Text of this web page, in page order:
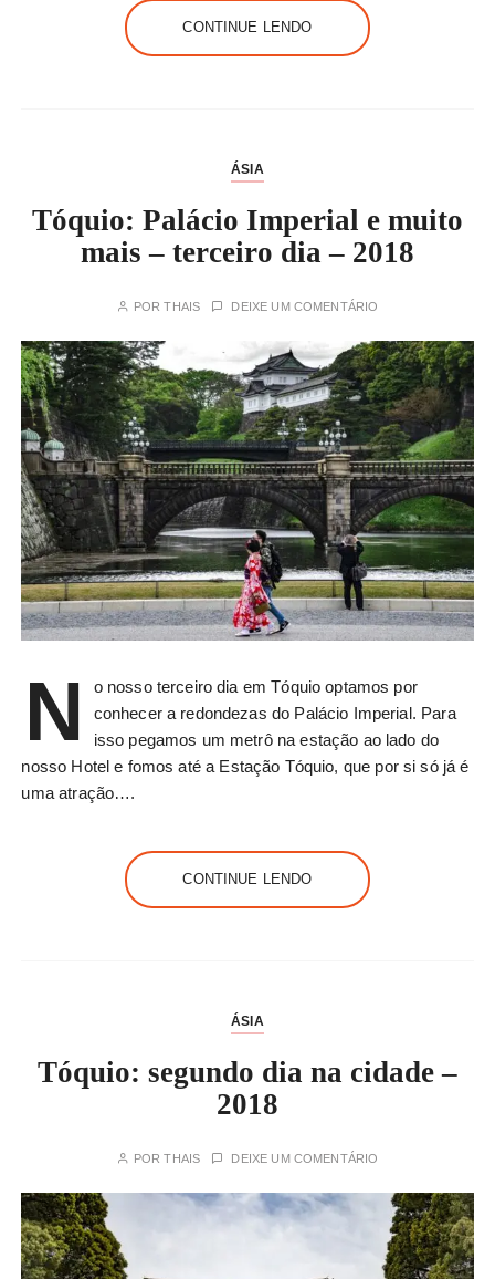
CONTINUE LENDO
ÁSIA
Tóquio: Palácio Imperial e muito
mais – terceiro dia – 2018
PORTHAIS DEIXE UM COMENTÁRIO
N
o nosso terceiro dia em Tóquio optamos por
conhecer a redondezas do Palácio Imperial. Para
isso pegamos um metrô na estação ao lado do
nosso Hotel e fomos até a Estação Tóquio, que por si só já é
uma atração….
CONTINUE LENDO
ÁSIA
Tóquio: segundo dia na cidade –
2018
PORTHAIS DEIXE UM COMENTÁRIO